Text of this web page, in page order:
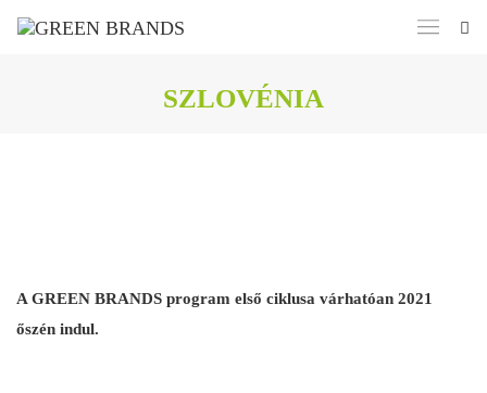
SZLOVÉNIA
A GREEN BRANDS program első ciklusa várhatóan 2021
őszén indul.